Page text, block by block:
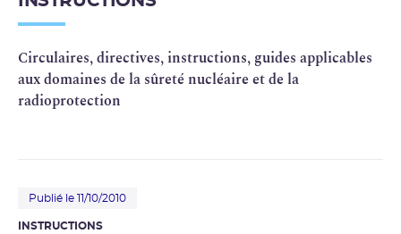
Circulaires, directives, instructions, guides applicables
aux domaines de la sûreté nucléaire et de la
radioprotection
Publié le 11/10/2010
INSTRUCTIONS